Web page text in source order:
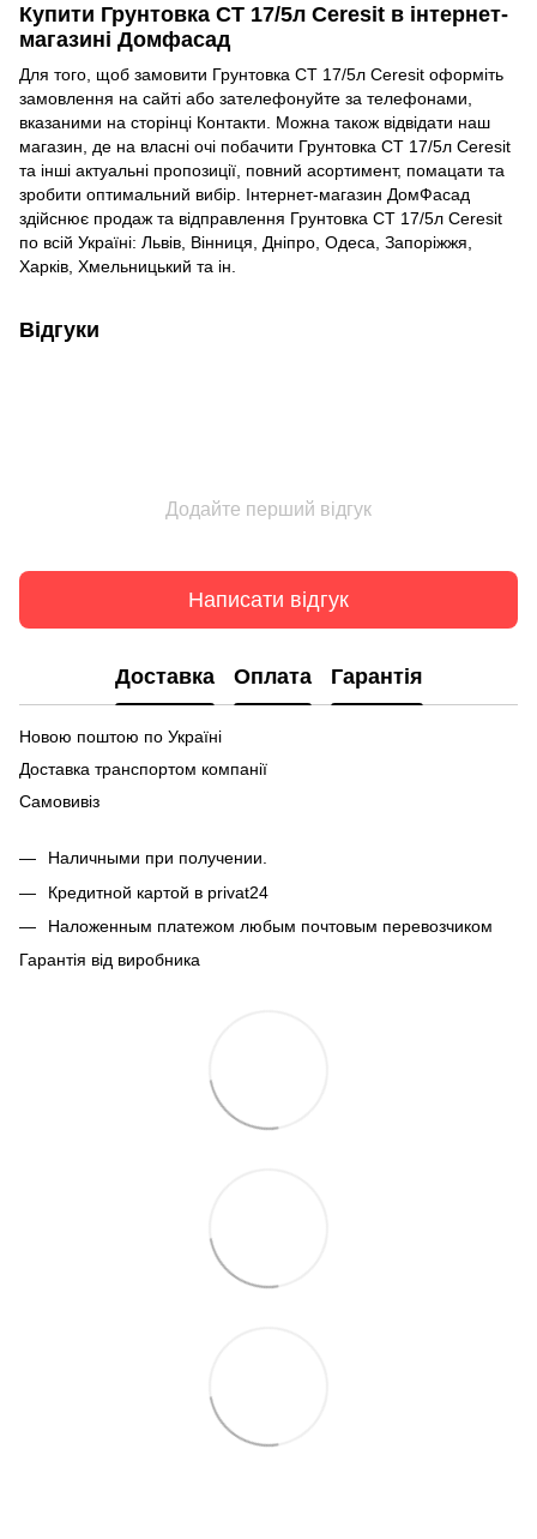
Купити Грунтовка СТ 17/5л Ceresit в інтернет-
магазині Домфасад
Для того, щоб замовити Грунтовка СТ 17/5л Ceresit оформіть
замовлення на сайті або зателефонуйте за телефонами,
вказаними на сторінці Контакти. Можна також відвідати наш
магазин, де на власні очі побачити Грунтовка СТ 17/5л Ceresit
та інші актуальні пропозиції, повний асортимент, помацати та
зробити оптимальний вибір. Інтернет-магазин ДомФасад
здійснює продаж та відправлення Грунтовка СТ 17/5л Ceresit
по всій Україні: Львів, Вінниця, Дніпро, Одеса, Запоріжжя,
Харків, Хмельницький та ін.
Відгуки
Додайте перший відгук
Написати відгук
Доставка Оплата Гарантія
Новою поштою по Україні
Доставка транспортом компанії
Самовивіз
Наличными при получении.
Кредитной картой в privat24
Наложенным платежом любым почтовым перевозчиком
Гарантія від виробника